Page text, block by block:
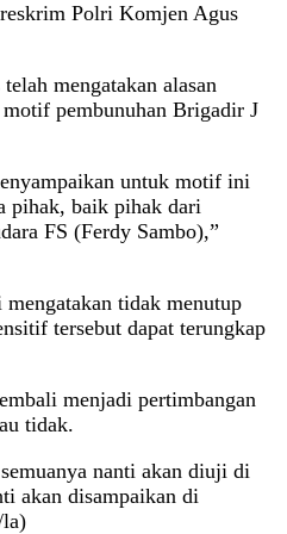
Polri Komjen Agus
mengatakan alasan
pembunuhan Brigadir J
untuk motif ini
pihak, baik pihak dari
FS (Ferdy Sambo),”
tidak menutup
tersebut dapat terungkap
menjadi pertimbangan
tidak.
nanti akan diuji di
akan disampaikan di
la)